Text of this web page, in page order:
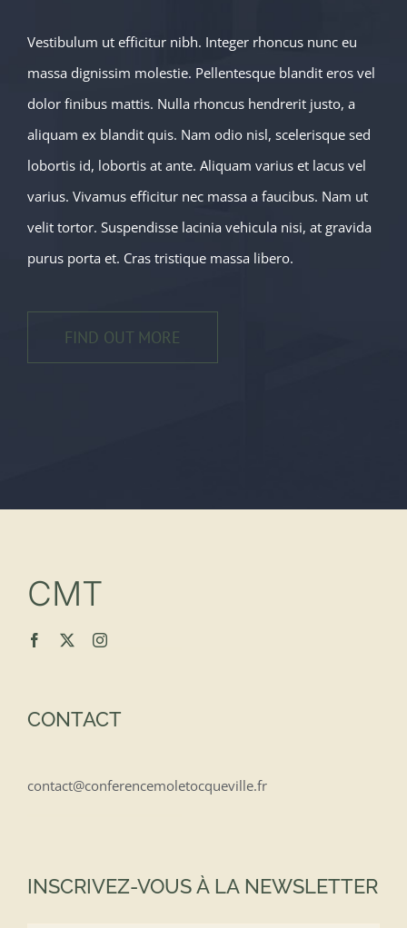
Vestibulum ut efficitur nibh. Integer rhoncus nunc eu
massa dignissim molestie. Pellentesque blandit eros vel
dolor finibus mattis. Nulla rhoncus hendrerit justo, a
aliquam ex blandit quis. Nam odio nisl, scelerisque sed
lobortis id, lobortis at ante. Aliquam varius et lacus vel
varius. Vivamus efficitur nec massa a faucibus. Nam ut
velit tortor. Suspendisse lacinia vehicula nisi, at gravida
purus porta et. Cras tristique massa libero.
FIND OUT MORE
CMT
CONTACT
contact@conferencemoletocqueville.fr
INSCRIVEZ-VOUS À LA NEWSLETTER